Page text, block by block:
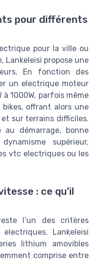
pour différents
pour la ville ou
Lankeleisi propose une
En fonction des
un electrique moteur
1000W, parfois même
offrant alors une
sur terrains difficiles.
au démarrage, bonne
supérieur,
vtc electriques ou les
: ce qu’il
l’un des critères
Lankeleisi
lithium amovibles
comprise entre